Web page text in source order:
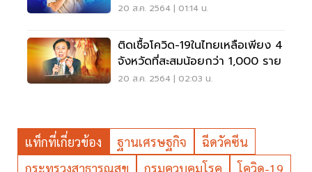
20 ส.ค. 2564 | 01:14 น.
ติดเชื้อโควิด-19ในไทยเหลือเพียง 4
จังหวัดที่สะสมน้อยกว่า 1,000 ราย
20 ส.ค. 2564 | 02:03 น.
แท็กที่เกี่ยวข้อง ฐานเศรษฐกิจ
ฉีดวัคซีน
กระทรวงสาธารณสุข
กรมควบคุมโรค
โควิด-19